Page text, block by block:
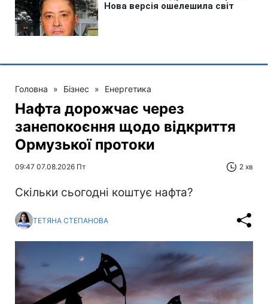
Головна » Бізнес » Енергетика
Нафта дорожчає через
занепокоєння щодо відкриття
Ормузької протоки
09:47 07.08.2026 Пт 2 хв
Скільки сьогодні коштує нафта?
ТЕТЯНА СТЕПАНОВА